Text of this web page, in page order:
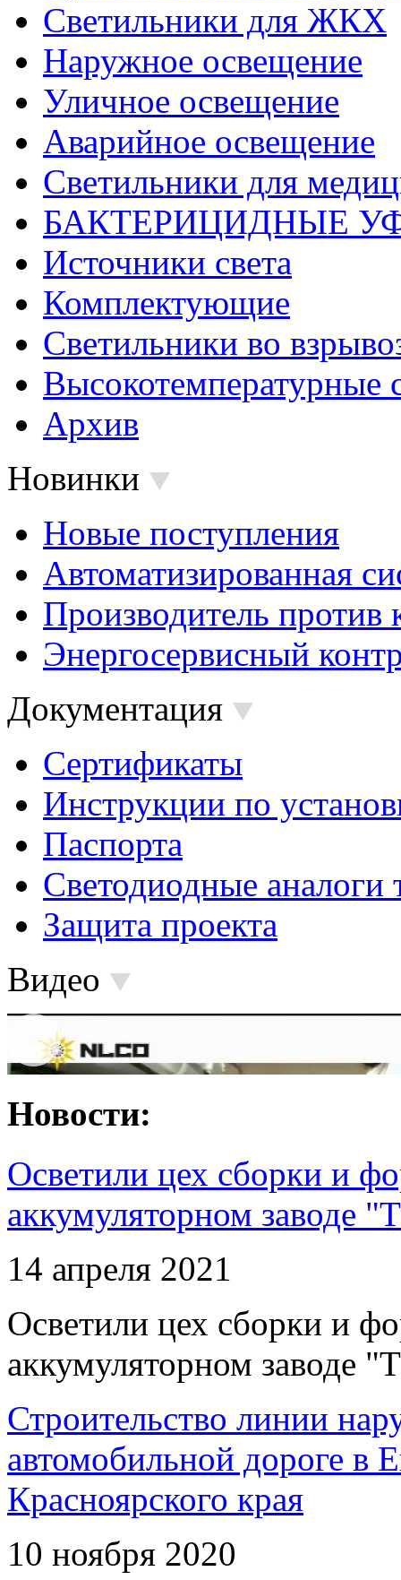
Светильники для ЖКХ
Наружное освещение
Уличное освещение
Аварийное освещение
Светильники для
БАКТЕРИЦИДНЫЕ
Источники света
Комплектующие
Светильники во
Высокотемпературные
Архив
Новинки
Новые поступления
Автоматизированная
Производитель против
Энергосервисный
Документация
Сертификаты
Инструкции по
Паспорта
Светодиодные аналоги
Защита проекта
Видео
Новости:
Осветили цех сборки и
аккумуляторном заводе
14 апреля 2021
Осветили цех сборки и
аккумуляторном заводе
Строительство линии
автомобильной дороге в
Красноярского края
10 ноября 2020